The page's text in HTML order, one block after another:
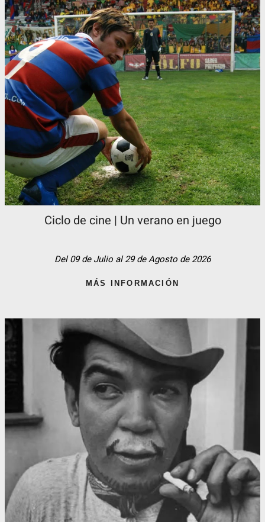
Ciclo de cine | Un verano en juego
Del 09 de Julio al 29 de Agosto de 2026
MÁS INFORMACIÓN